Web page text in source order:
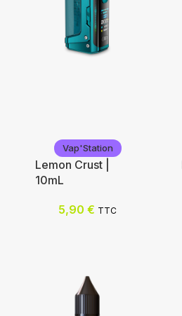
Choix des options
Vap'Station
Lemon Crust |
10mL
5,90 € TTC